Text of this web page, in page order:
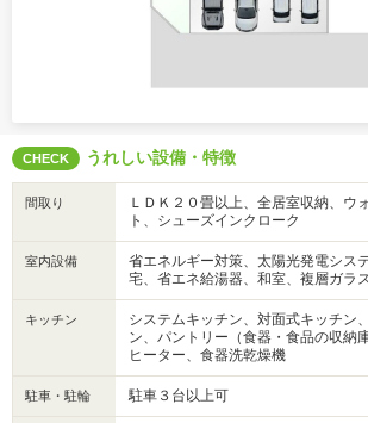
CHECK うれしい設備・特徴
間取り
ＬＤＫ２０畳以上、全居室収納、ウ
ト、シューズインクローク
室内設備
省エネルギー対策、太陽光発電シス
宅、省エネ給湯器、和室、複層ガラ
キッチン
システムキッチン、対面式キッチン
ン、パントリー（食器・食品の収納
ヒーター、食器洗乾燥機
駐車・駐輪 駐車３台以上可